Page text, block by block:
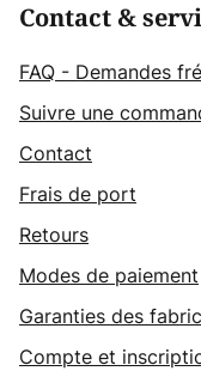
Contact &
FAQ - Demandes
Suivre une
Contact
Frais de port
Retours
Modes de paiement
Garanties des
Compte et